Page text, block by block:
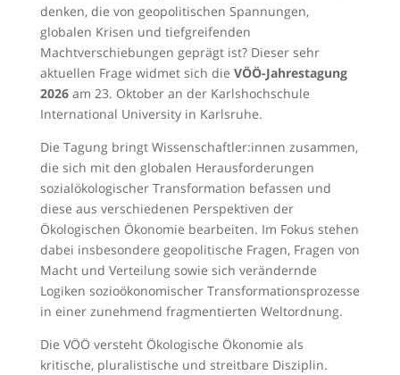
denken, die von geopolitischen Spannungen,
globalen Krisen und tiefgreifenden
Machtverschiebungen geprägt ist? Dieser sehr
aktuellen Frage widmet sich die VÖÖ-Jahrestagung
2026am 23. Oktober an der Karlshochschule
International University in Karlsruhe.
Die Tagung bringt Wissenschaftler:innen zusammen,
die sich mit den globalen Herausforderungen
sozialökologischer Transformation befassen und
diese aus verschiedenen Perspektiven der
Ökologischen Ökonomie bearbeiten. Im Fokus stehen
dabei insbesondere geopolitische Fragen, Fragen von
Macht und Verteilung sowie sich verändernde
Logiken sozioökonomischer Transformationsprozesse
in einer zunehmend fragmentierten Weltordnung.
Die VÖÖ versteht Ökologische Ökonomie als
kritische, pluralistische und streitbare Disziplin.